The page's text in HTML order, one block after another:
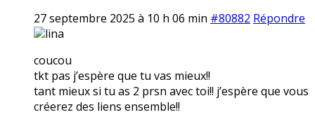
27 septembre 2025 à 10 h 06 min #80882 Répondre
lina
coucou
tkt pas j’espère que tu vas mieux!!
tant mieux si tu as 2 prsn avec toi!! j’espère que vous
créerez des liens ensemble!!